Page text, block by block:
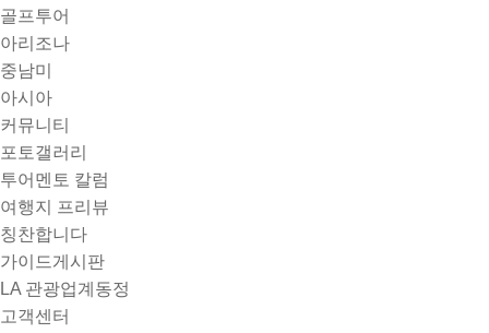
골프투어
아리조나
중남미
아시아
커뮤니티
포토갤러리
투어멘토 칼럼
여행지 프리뷰
칭찬합니다
가이드게시판
LA 관광업계동정
고객센터